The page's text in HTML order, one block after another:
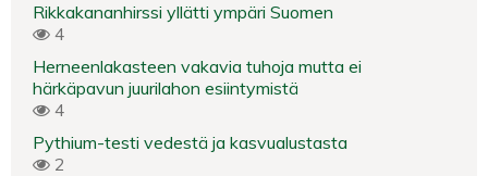
Rikkakananhirssi yllätti ympäri Suomen
4
Herneenlakasteen vakavia tuhoja mutta ei
härkäpavun juurilahon esiintymistä
4
Pythium-testi vedestä ja kasvualustasta
2